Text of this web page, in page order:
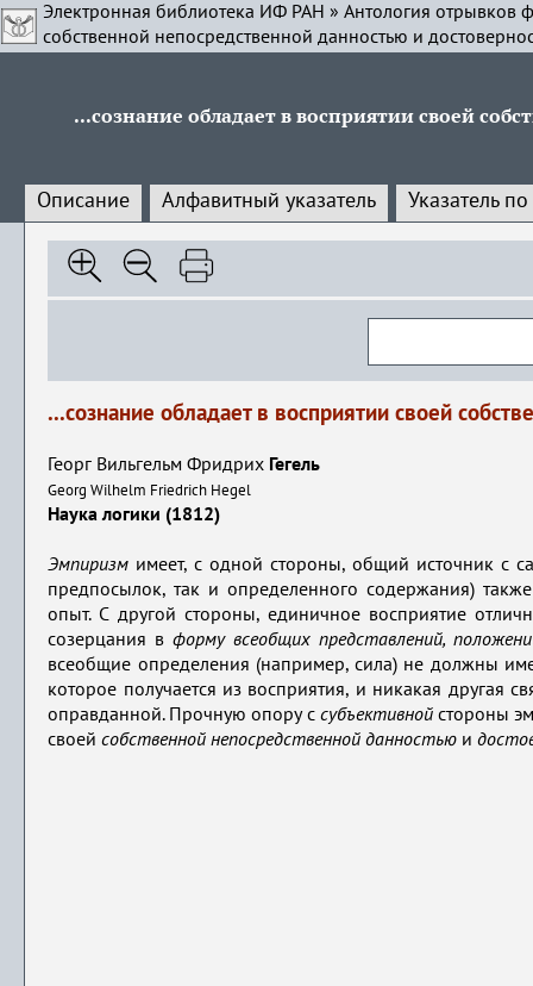
Электронная библиотека ИФ РАН » Антология отрывков
собственной непосредственной данностью и
...сознание обладает в восприятии своей
Описание Алфавитный указатель Указатель
...сознание обладает в восприятии своей
Георг Вильгельм Фридрих Гегель
Georg Wilhelm Friedrich Hegel
Наука логики (1812)
Эмпиризм имеет, с одной стороны, общий источник с
предпосылок, так и определенного содержания)
опыт. С другой стороны, единичное восприятие
созерцания вформу всеобщих представлений,
всеобщие определения (например, сила) не должны
которое получается из восприятия, и никакая другая
оправданной. Прочную опору с субъективнойстороны
своейсобственной непосредственной данностью и